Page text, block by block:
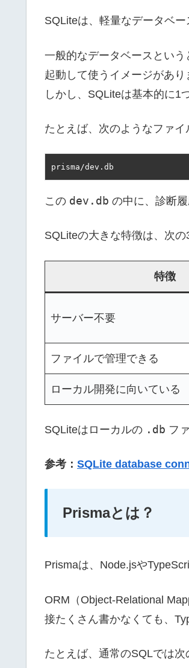
SQLiteは、軽量なデータベー
一般的なデータベースとい
起動して使うイメージがあり
しかし、SQLiteは基本的に1
たとえば、次のようなファイ
prisma/dev.db
この dev.db の中に、診断
SQLiteの大きな特徴は、次の
特徴
サーバー不要
ファイルで管理できる
ローカル開発に向いている
SQLiteはローカルの .db フ
参考： SQLite database
Prismaとは？
Prismaは、Node.jsや
ORM（Object-Relational
接たくさん書かなくても、
たとえば、通常のSQLでは次